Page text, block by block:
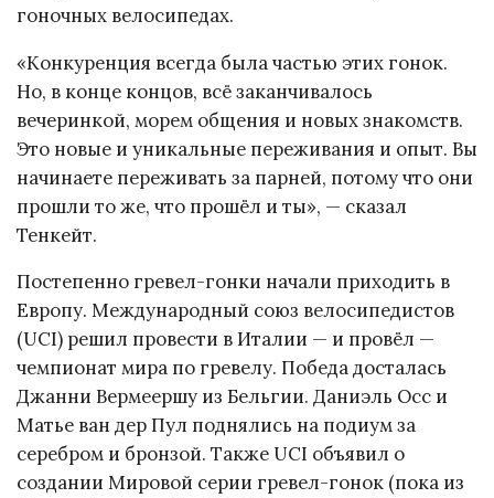
гоночных велосипедах.
«Конкуренция всегда была частью этих гонок.
Но, в конце концов, всё заканчивалось
вечеринкой, морем общения и новых знакомств.
Это новые и уникальные переживания и опыт. Вы
начинаете переживать за парней, потому что они
прошли то же, что прошёл и ты», — сказал
Тенкейт.
Постепенно гревел-гонки начали приходить в
Европу. Международный союз велосипедистов
(UCI) решил провести в Италии — и провёл —
чемпионат мира по гревелу. Победа досталась
Джанни Вермеершу из Бельгии. Даниэль Осс и
Матье ван дер Пул поднялись на подиум за
серебром и бронзой. Также UCI объявил о
создании Мировой серии гревел-гонок (пока из